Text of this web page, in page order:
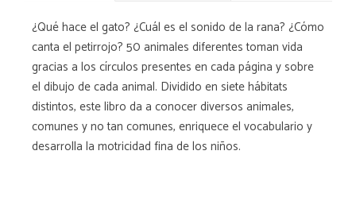
¿Qué hace el gato? ¿Cuál es el sonido de la rana? ¿Cómo
canta el petirrojo? 50 animales diferentes toman vida
gracias a los círculos presentes en cada página y sobre
el dibujo de cada animal. Dividido en siete hábitats
distintos, este libro da a conocer diversos animales,
comunes y no tan comunes, enriquece el vocabulario y
desarrolla la motricidad fina de los niños.